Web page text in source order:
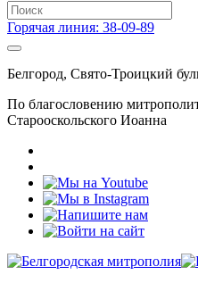
Горячая линия: 38-09-89
Белгород, Свято-Троицкий
По благословению
Старооскольского Иоанна